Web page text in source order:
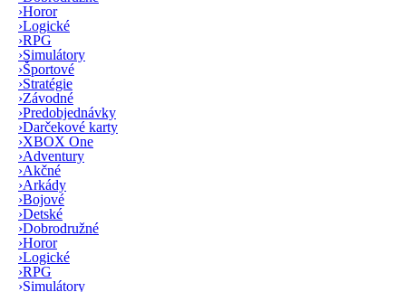
›Horor
›Logické
›RPG
›Simulátory
›Športové
›Stratégie
›Závodné
›Predobjednávky
›Darčekové karty
›XBOX One
›Adventury
›Akčné
›Arkády
›Bojové
›Detské
›Dobrodružné
›Horor
›Logické
›RPG
›Simulátory